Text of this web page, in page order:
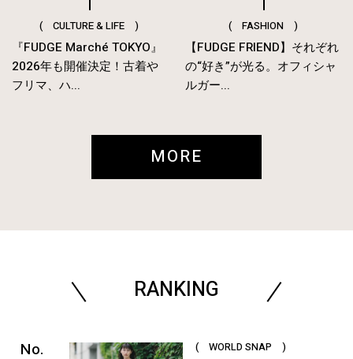
( CULTURE & LIFE )
『FUDGE Marché TOKYO』
2026年も開催決定！古着や
フリマ、ハ...
( FASHION )
【FUDGE FRIEND】それぞれ
の“好き”が光る。オフィシャ
ルガー...
MORE
RANKING
( WORLD SNAP )